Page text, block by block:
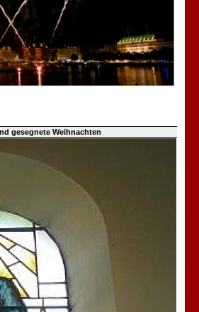
gesegnete Weihnachten